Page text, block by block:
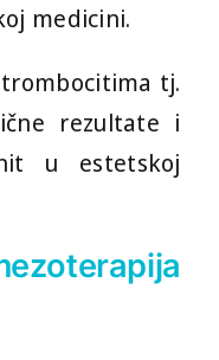
medicini.
tj.
rezultate i
u estetskoj